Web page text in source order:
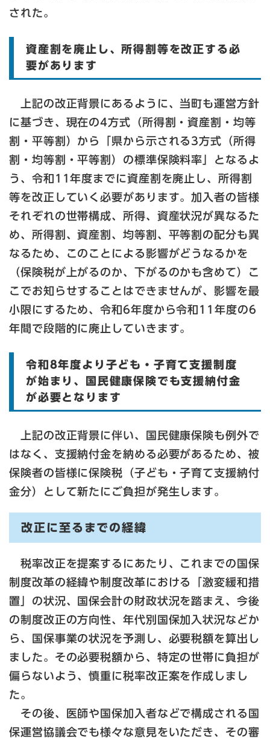
された。
資産割を廃止し、所得割等を改正する必
要があります
上記の改正背景にあるように、当町も運営方針
に基づき、現在の4方式（所得割・資産割・均等
割・平等割）から「県から示される3方式（所得
割・均等割・平等割）の標準保険料率」となるよ
う、令和11年度までに資産割を廃止し、所得割
等を改正していく必要があります。加入者の皆様
それぞれの世帯構成、所得、資産状況が異なるた
め、所得割、資産割、均等割、平等割の配分も異
なるため、このことによる影響がどうなるかを
（保険税が上がるのか、下がるのかも含めて）こ
こでお知らせすることはできませんが、影響を最
小限にするため、令和6年度から令和11年度の6
年間で段階的に廃止していきます。
令和8年度より子ども・子育て支援制度
が始まり、国民健康保険でも支援納付金
が必要となります
上記の改正背景に伴い、国民健康保険も例外で
はなく、支援納付金を納める必要があるため、被
保険者の皆様に保険税（子ども・子育て支援納付
金分）として新たにご負担が発生します。
改正に至るまでの経緯
税率改正を提案するにあたり、これまでの国保
制度改革の経緯や制度改革における「激変緩和措
置」の状況、国保会計の財政状況を踏まえ、今後
の制度改正の方向性、年代別国保加入状況などか
ら、国保事業の状況を予測し、必要税額を算出し
ました。その必要税額から、特定の世帯に負担が
偏らないよう、慎重に税率改正案を作成しまし
た。
その後、医師や国保加入者などで構成される国
保運営協議会でも様々な意見をいただき、その審